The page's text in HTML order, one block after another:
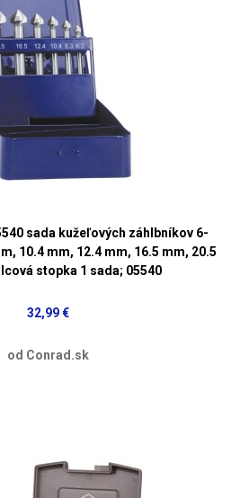
sada kužeľových záhlbníkov 6-
10.4 mm, 12.4 mm, 16.5 mm, 20.5
stopka 1 sada; 05540
32,99 €
od Conrad.sk